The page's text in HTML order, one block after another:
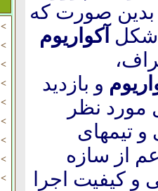
>
>
>
>
>
>
>
>
>
بدین صورت که
شکل آکواریوم
و بازدید
نظر
تیمهای
از سازه
کیفیت اجرا